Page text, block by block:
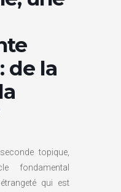
de la
topique,
fondamental
qui est